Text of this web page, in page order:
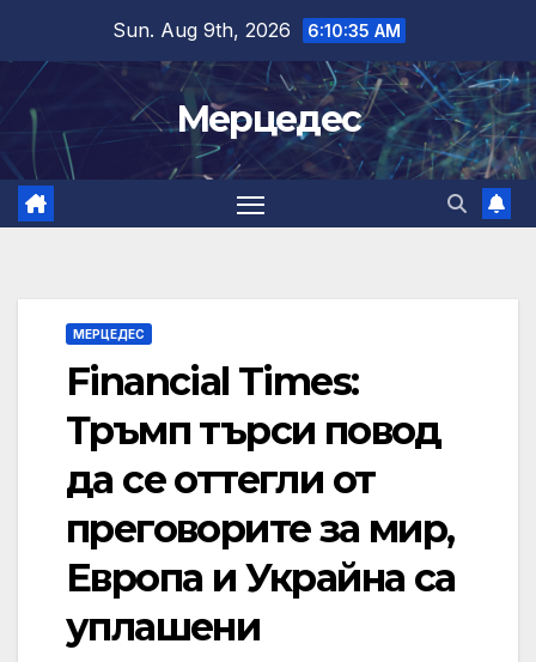
content
Sun. Aug 9th, 2026 6:10:36 AM
Мерцедес
МЕРЦЕДЕС
Financial Times:
Тръмп търси повод
да се оттегли от
преговорите за мир,
Европа и Украйна са
уплашени